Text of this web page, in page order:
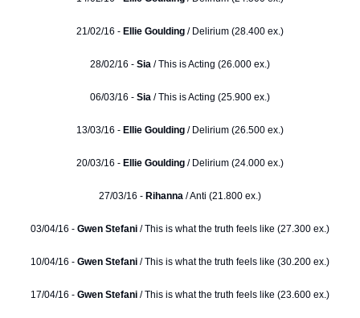
21/02/16 - Ellie Goulding / Delirium (28.400 ex.)
28/02/16 - Sia / This is Acting (26.000 ex.)
06/03/16 - Sia / This is Acting (25.900 ex.)
13/03/16 - Ellie Goulding / Delirium (26.500 ex.)
20/03/16 - Ellie Goulding / Delirium (24.000 ex.)
27/03/16 - Rihanna / Anti (21.800 ex.)
03/04/16 - Gwen Stefani / This is what the truth feels like (27.300 ex.)
10/04/16 - Gwen Stefani / This is what the truth feels like (30.200 ex.)
17/04/16 - Gwen Stefani / This is what the truth feels like (23.600 ex.)